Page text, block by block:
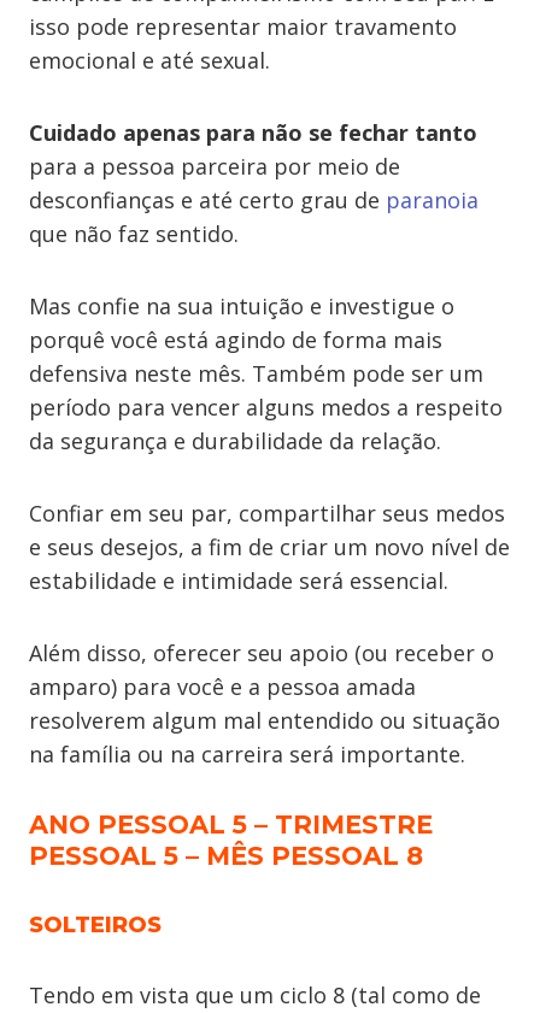
isso pode representar maior travamento
emocional e até sexual.
Cuidado apenas para não se fechar tanto
para a pessoa parceira por meio de
desconfianças e até certo grau de paranoia
que não faz sentido.
Mas confie na sua intuição e investigue o
porquê você está agindo de forma mais
defensiva neste mês. Também pode ser um
período para vencer alguns medos a respeito
da segurança e durabilidade da relação.
Confiar em seu par, compartilhar seus medos
e seus desejos, a fim de criar um novo nível de
estabilidade e intimidade será essencial.
Além disso, oferecer seu apoio (ou receber o
amparo) para você e a pessoa amada
resolverem algum mal entendido ou situação
na família ou na carreira será importante.
ANO PESSOAL 5 – TRIMESTRE
PESSOAL 5 – MÊS PESSOAL 8
SOLTEIROS
Tendo em vista que um ciclo 8 (tal como de